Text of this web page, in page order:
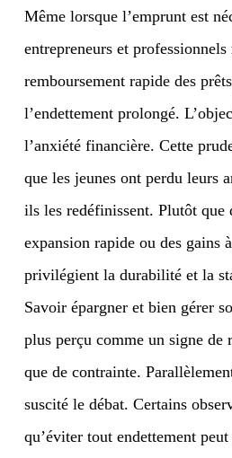
Même lorsque l’emprunt est
entrepreneurs et
remboursement rapide des
l’endettement prolongé.
l’anxiété financière. Cette
que les jeunes ont perdu leurs
ils les redéfinissent. Plutôt que
expansion rapide ou des gains
privilégient la durabilité et la
Savoir épargner et bien gérer
plus perçu comme un signe de
que de contrainte.
suscité le débat. Certains
qu’éviter tout endettement